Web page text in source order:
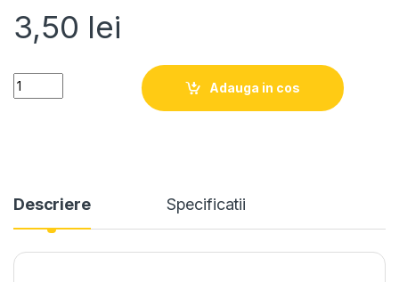
3,50 lei
Quantity
Adauga in cos
Descriere Specificatii